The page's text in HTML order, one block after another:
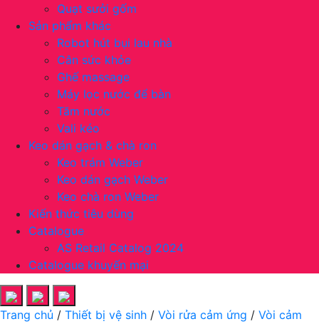
Quạt sưởi gốm
Sản phẩm khác
Robot hút bụi lau nhà
Cân sức khỏe
Ghế massage
Máy lọc nước để bàn
Tăm nước
Vali kéo
Keo dán gạch & chà ron
Keo trám Weber
Keo dán gạch Weber
Keo chà ron Weber
Kiến thức tiêu dùng
Catalogue
AS Retail Catalog 2024
Catalogue khuyến mại
Trang chủ / Thiết bị vệ sinh / Vòi rửa cảm ứng / Vòi cảm